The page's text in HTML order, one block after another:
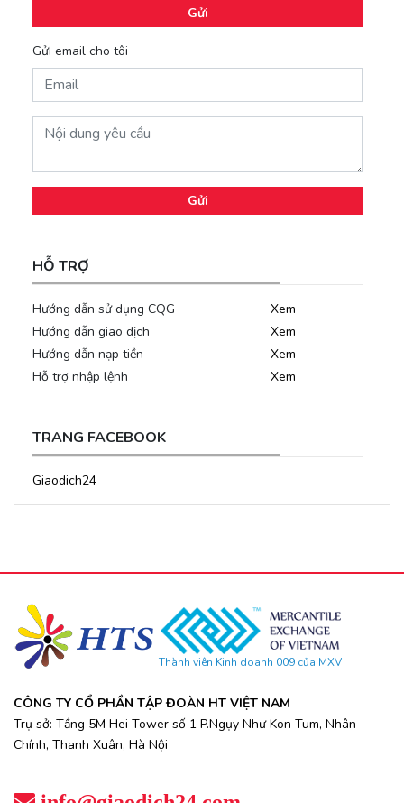
Gửi
Gửi email cho tôi
Gửi
HỖ TRỢ
Hướng dẫn sử dụng CQG
Xem
Hướng dẫn giao dịch
Xem
Hướng dẫn nạp tiền
Xem
Hỗ trợ nhập lệnh
Xem
TRANG FACEBOOK
Giaodich24
Thành viên Kinh doanh 009 của MXV
CÔNG TY CỔ PHẦN TẬP ĐOÀN HT VIỆT NAM
Trụ sở: Tầng 5M Hei Tower số 1 P.Ngụy Như Kon Tum, Nhân
Chính, Thanh Xuân, Hà Nội